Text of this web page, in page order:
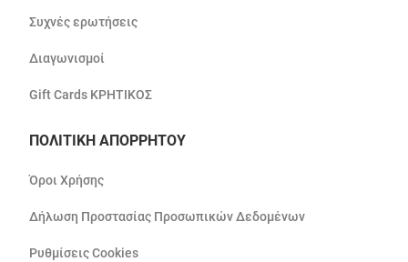
Συχνές ερωτήσεις
Διαγωνισμοί
Gift Cards ΚΡΗΤΙΚΟΣ
ΠΟΛΙΤΙΚΗ ΑΠΟΡΡΗΤΟΥ
Όροι Χρήσης
Δήλωση Προστασίας Προσωπικών Δεδομένων
Ρυθμίσεις Cookies